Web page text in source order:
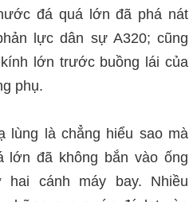
đá quá lớn đã phá nát
lực dân sự A320; cũng
lớn trước buồng lái của
phụ.
lùng là chẳng hiểu sao mà
lớn đã không bắn vào ống
cánh máy bay. Nhiều